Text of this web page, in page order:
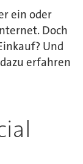
ein oder
Doch
Und
erfahren